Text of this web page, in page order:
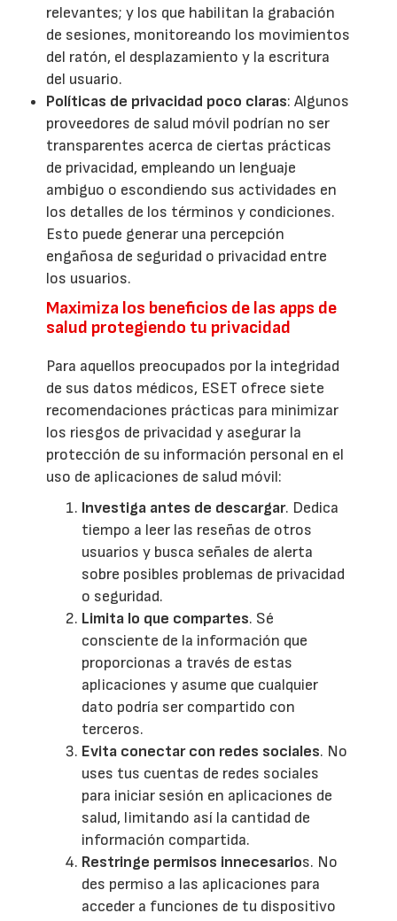
relevantes; y los que habilitan la grabación
de sesiones, monitoreando los movimientos
del ratón, el desplazamiento y la escritura
del usuario.
Políticas de privacidad poco claras: Algunos
proveedores de salud móvil podrían no ser
transparentes acerca de ciertas prácticas
de privacidad, empleando un lenguaje
ambiguo o escondiendo sus actividades en
los detalles de los términos y condiciones.
Esto puede generar una percepción
engañosa de seguridad o privacidad entre
los usuarios.
Maximiza los beneficios de las apps de
salud protegiendo tu privacidad
Para aquellos preocupados por la integridad
de sus datos médicos, ESET ofrece siete
recomendaciones prácticas para minimizar
los riesgos de privacidad y asegurar la
protección de su información personal en el
uso de aplicaciones de salud móvil:
Investiga antes de descargar. Dedica
tiempo a leer las reseñas de otros
usuarios y busca señales de alerta
sobre posibles problemas de privacidad
o seguridad.
Limita lo que compartes. Sé
consciente de la información que
proporcionas a través de estas
aplicaciones y asume que cualquier
dato podría ser compartido con
terceros.
Evita conectar con redes sociales. No
uses tus cuentas de redes sociales
para iniciar sesión en aplicaciones de
salud, limitando así la cantidad de
información compartida.
Restringe permisos innecesarios. No
des permiso a las aplicaciones para
acceder a funciones de tu dispositivo